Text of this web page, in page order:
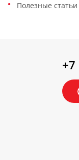
Полезные статьи